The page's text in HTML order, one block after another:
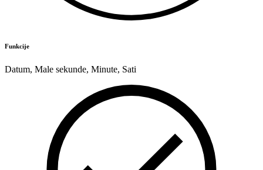
Funkcije
Datum, Male sekunde, Minute, Sati